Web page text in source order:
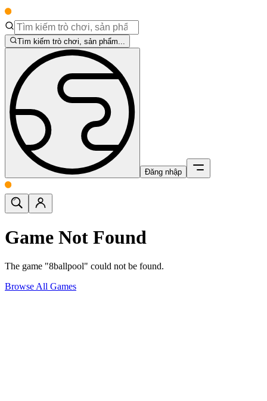
Tìm kiếm trò chơi, sản phẩm...
Đăng nhập
Game Not Found
The game "8ballpool" could not be found.
Browse All Games